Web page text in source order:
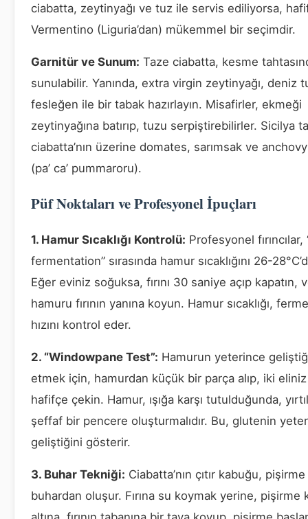
ciabatta, zeytinyağı ve tuz ile servis ediliyorsa,
Vermentino (Liguria’dan) mükemmel bir seçimdir.
Garnitür ve Sunum: Taze ciabatta, kesme
sunulabilir. Yanında, extra virgin zeytinyağı, deniz
fesleğen ile bir tabak hazırlayın. Misafirler, ekmeği
zeytinyağına batırıp, tuzu serpiştirebilirler. Sicilya
ciabatta’nın üzerine domates, sarımsak ve
(pa’ ca’ pummaroru).
Püf Noktaları ve Profesyonel İpuçları
1. Hamur Sıcaklığı Kontrolü: Profesyonel fırıncılar,
fermentation” sırasında hamur sıcaklığını 26-
Eğer eviniz soğuksa, fırını 30 saniye açıp kapatın,
hamuru fırının yanına koyun. Hamur sıcaklığı,
hızını kontrol eder.
2. “Windowpane Test”: Hamurun yeterince
etmek için, hamurdan küçük bir parça alıp, iki eliniz
hafifçe çekin. Hamur, ışığa karşı tutulduğunda,
şeffaf bir pencere oluşturmalıdır. Bu, glutenin
geliştiğini gösterir.
3. Buhar Tekniği: Ciabatta’nın çıtır kabuğu, pişirme
buhardan oluşur. Fırına su koymak yerine, pişirme